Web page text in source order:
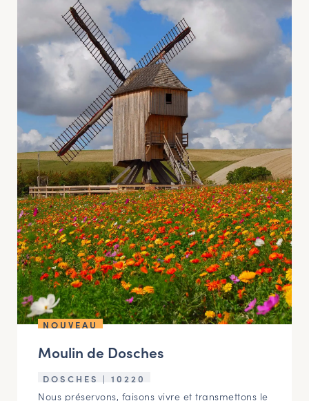
NOUVEAU
Moulin de Dosches
DOSCHES | 10220
Nous préservons, faisons vivre et transmettons le